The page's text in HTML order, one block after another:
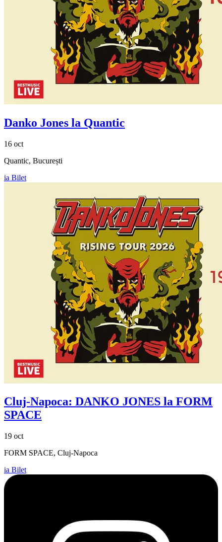
Danko Jones la Quantic
16 oct
Quantic, București
ia Bilet
Cluj-Napoca: DANKO JONES la FORM
SPACE
19 oct
FORM SPACE, Cluj-Napoca
ia Bilet